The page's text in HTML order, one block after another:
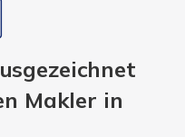
Makler in